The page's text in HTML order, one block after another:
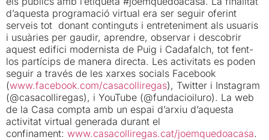
d’aquesta programació virtual era ser seguir oferint
serveis tot donant continguts i entreteniment als usuaris
i usuàries per gaudir, aprendre, observar i descobrir
aquest edifici modernista de Puig i Cadafalch, tot fent-
los partícips de manera directa. Les activitats es poden
seguir a través de les xarxes socials Facebook
(www.facebook.com/casacolliregas), Twitter i Instagram
(@casacolliregas), i YouTube (@fundacioiluro). La web
de la Casa compta amb un espai d’arxiu d’aquesta
activitat virtual generada durant el
confinament: www.casacolliregas.cat/joemquedoacasa.